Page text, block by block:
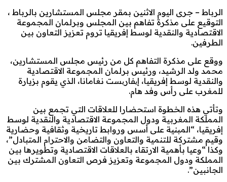
الرباط – جرى اليوم الاثنين بمقر مجلس المستشارين بالرباط ،
التوقيع على مذكرة تفاهم بين المجلس وبرلمان المجموعة
الاقتصادية والنقدية لوسط إفريقيا تروم تعزيز التعاون بين
الطرفين.
ووقع على مذكرة التفاهم كل من رئيس مجلس المستشارين،
محمد ولد الرشيد، ورئيس برلمان المجموعة الاقتصادية
والنقدية لوسط إفريقيا، إیفاریست نغامانا، الذي يقوم بزيارة
للمغرب على رأس وفد هام.
وتأتي هذه الخطوة استحضارا للعلاقات التي تجمع بين
المملكة المغربية ودول المجموعة الاقتصادية والنقدية لوسط
إفريقيا، “المبنية على أسس وروابط تاريخية وثقافية وحضارية
وقيم مشتركة للتنمية والتعاون والتضامن والاحترام المتبادل”،
وكذا “وعيا بأهمية الارتقاء بالعلاقات الاقتصادية وتطويرها بين
المملكة ودول المجموعة وتعزيز فرص التعاون المشترك بين
الجانبين”.